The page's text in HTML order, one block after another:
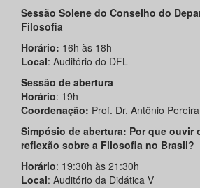
Sessão Solene do Conselho do
Filosofia
Horário: 16h às 18h
Local: Auditório do DFL
Sessão de abertura
Horário: 19h
Coordenação: Prof. Dr. Antônio
Simpósio de abertura: Por que ouvir
reflexão sobre a Filosofia no Brasil?
Horário: 19:30h às 21:30h
Local: Auditório da Didática V